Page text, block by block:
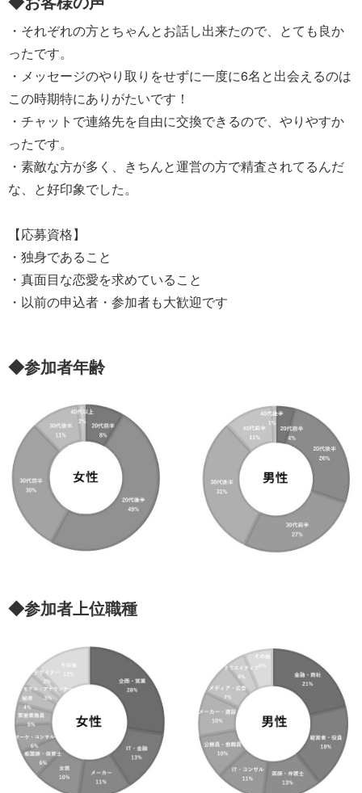
・それぞれの方とちゃんとお話し出来たので、とても良か
ったです。
・メッセージのやり取りをせずに一度に6名と出会えるのは
この時期特にありがたいです！
・チャットで連絡先を自由に交換できるので、やりやすか
ったです。
・素敵な方が多く、きちんと運営の方で精査されてるんだ
な、と好印象でした。
【応募資格】
・独身であること
・真面目な恋愛を求めていること
・以前の申込者・参加者も大歓迎です
◆参加者年齢
◆参加者上位職種